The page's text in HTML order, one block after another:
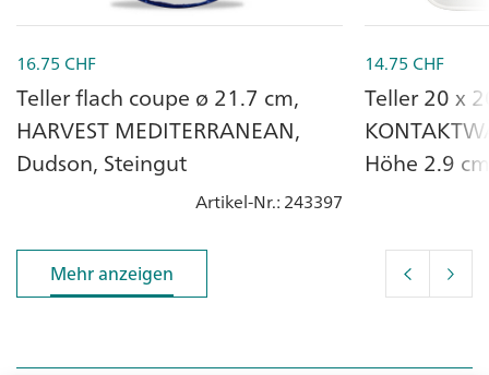
16.75 CHF
Teller flach coupe ø 21.7 cm,
HARVEST MEDITERRANEAN,
Dudson, Steingut
Artikel-Nr.: 243397
14.75 CHF
Teller 20 x
Höhe 2.9
Mehr anzeigen
Mehr anzeigen